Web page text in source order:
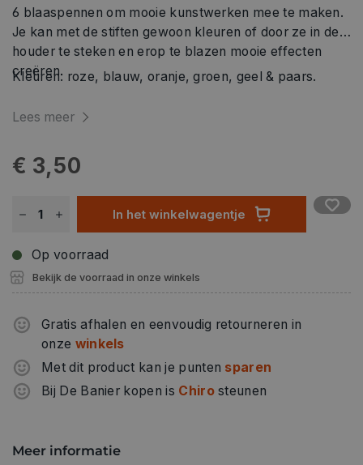
6 blaaspennen om mooie kunstwerken mee te maken.
Je kan met de stiften gewoon kleuren of door ze in de
houder te steken en erop te blazen mooie effecten
creëren.
Kleuren: roze, blauw, oranje, groen, geel & paars.
Lees meer
€ 3,50
In het winkelwagentje
Op voorraad
Bekijk de voorraad in onze winkels
Gratis afhalen en eenvoudig retourneren in
onze winkels
Met dit product kan je punten sparen
Bij De Banier kopen is Chirosteunen
Meer informatie